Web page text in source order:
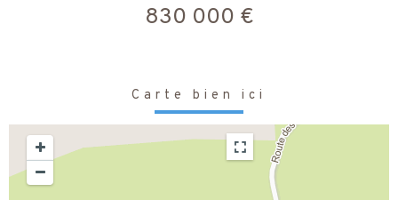
830 000 €
Carte bien ici